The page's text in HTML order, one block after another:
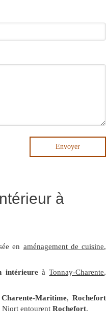
Envoyer
à
en aménagement de cuisine,
intérieureàTonnay-Charente,
Charente-Maritime,Rochefort
Niort entourent Rochefort.